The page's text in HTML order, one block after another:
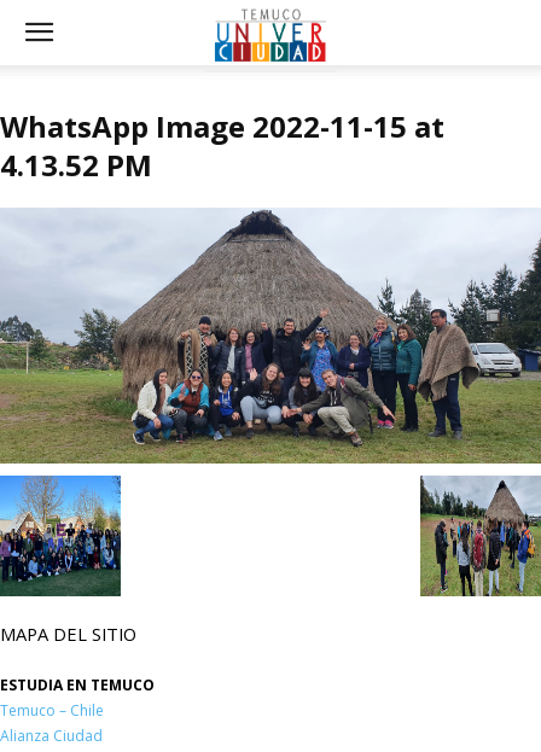
WhatsApp Image 2022-11-15 at
4.13.52 PM
MAPA DEL SITIO
ESTUDIA EN TEMUCO
Temuco – Chile
Alianza Ciudad